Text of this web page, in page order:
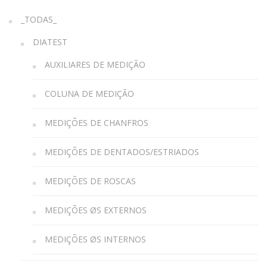
_TODAS_
DIATEST
AUXILIARES DE MEDIÇÃO
COLUNA DE MEDIÇÃO
MEDIÇÕES DE CHANFROS
MEDIÇÕES DE DENTADOS/ESTRIADOS
MEDIÇÕES DE ROSCAS
MEDIÇÕES ØS EXTERNOS
MEDIÇÕES ØS INTERNOS